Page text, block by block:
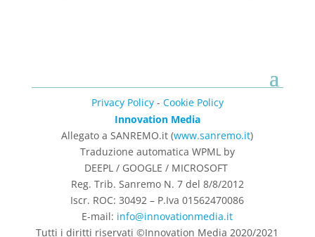
Privacy Policy- Cookie Policy
Innovation Media
Allegato a SANREMO.it (www.sanremo.it)
Traduzione automatica WPML by
DEEPL / GOOGLE / MICROSOFT
Reg. Trib. Sanremo N. 7 del 8/8/2012
Iscr. ROC: 30492 – P.Iva 01562470086
E-mail: info@innovationmedia.it
Tutti i diritti riservati ©Innovation Media 2020/2021